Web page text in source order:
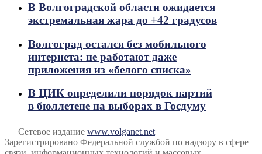
В Волгоградской области ожидается
экстремальная жара до +42 градусов
Волгоград остался без мобильного
интернета: не работают даже
приложения из «белого списка»
В ЦИК определили порядок партий
в бюллетене на выборах в Госдуму
Сетевое издание www.volganet.net
Зарегистрировано Федеральной службой по надзору в сфере